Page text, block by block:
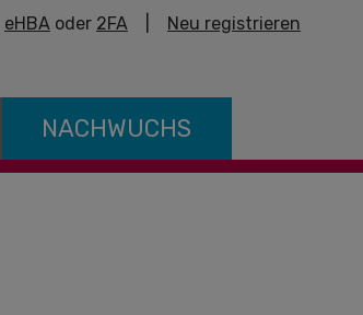
eHBA oder 2FA Neu registrieren
NACHWUCHS